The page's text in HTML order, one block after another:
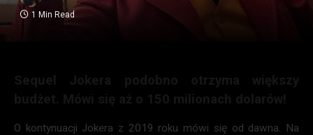
1 Min Read
O kontynuacji Jokera z 2019 roku mówi się od dawna. Na